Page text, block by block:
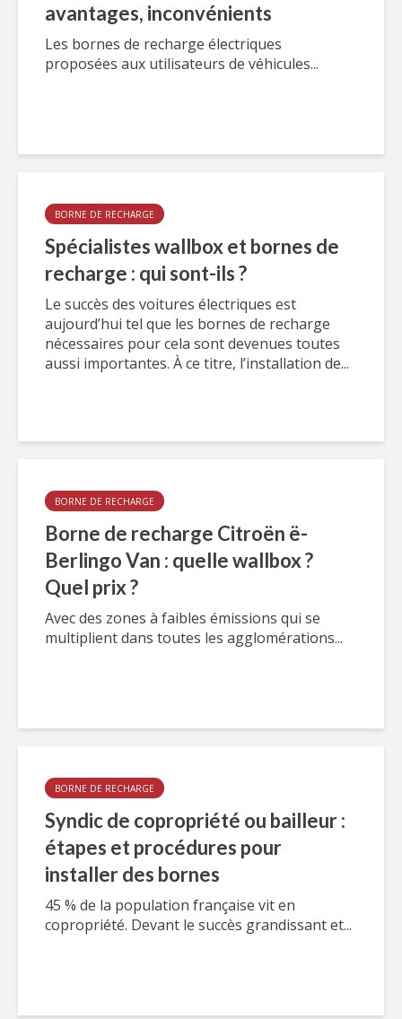
avantages, inconvénients
Les bornes de recharge électriques
proposées aux utilisateurs de véhicules...
BORNE DE RECHARGE
Spécialistes wallbox et bornes de
recharge : qui sont-ils ?
Le succès des voitures électriques est
aujourd’hui tel que les bornes de recharge
nécessaires pour cela sont devenues toutes
aussi importantes. À ce titre, l’installation de...
BORNE DE RECHARGE
Borne de recharge Citroën ë-
Berlingo Van : quelle wallbox ?
Quel prix ?
Avec des zones à faibles émissions qui se
multiplient dans toutes les agglomérations...
BORNE DE RECHARGE
Syndic de copropriété ou bailleur :
étapes et procédures pour
installer des bornes
45 % de la population française vit en
copropriété. Devant le succès grandissant et...